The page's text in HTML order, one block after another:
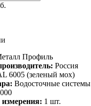
Профиль
Россия
6005 (зеленый мох)
Водосточные системы
1 шт.